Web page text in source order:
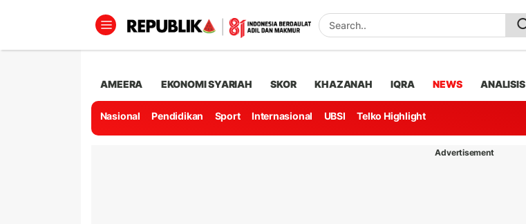
AMEERA EKONOMI SYARIAH SKOR KHAZANAH IQRA NEWS ANALISIS
Nasional Pendidikan Sport Internasional UBSI Telko Highlight
Advertisement